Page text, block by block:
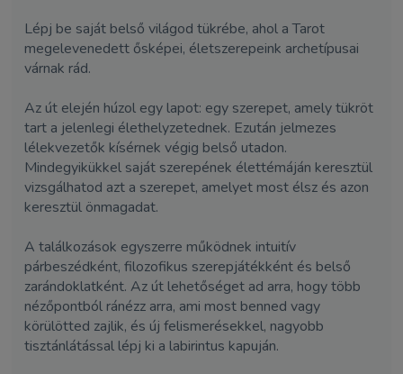
Lépj be saját belső világod tükrébe, ahol a Tarot
megelevenedett ősképei, életszerepeink archetípusai
várnak rád.
Az út elején húzol egy lapot: egy szerepet, amely tükröt
tart a jelenlegi élethelyzetednek. Ezután jelmezes
lélekvezetők kísérnek végig belső utadon.
Mindegyikükkel saját szerepének élettémáján keresztül
vizsgálhatod azt a szerepet, amelyet most élsz és azon
keresztül önmagadat.
A találkozások egyszerre működnek intuitív
párbeszédként, filozofikus szerepjátékként és belső
zarándoklatként. Az út lehetőséget ad arra, hogy több
nézőpontból ránézz arra, ami most benned vagy
körülötted zajlik, és új felismerésekkel, nagyobb
tisztánlátással lépj ki a labirintus kapuján.